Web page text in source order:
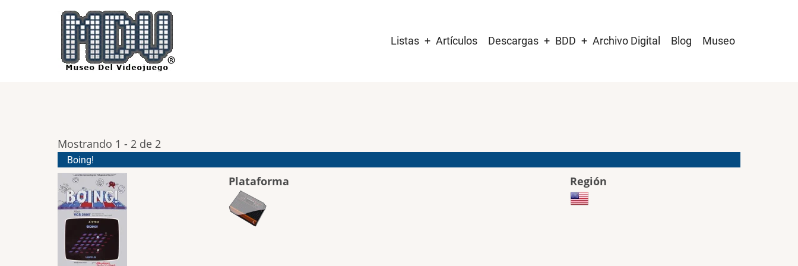
navigation
Listas Artículos Descargas BDD Archivo Digital Blog Museo
Mostrando 1 - 2 de 2
Boing!
Plataforma Región